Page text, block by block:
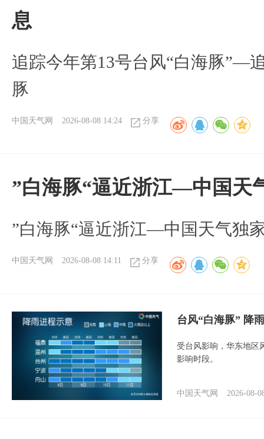
息
追踪今年第13号台风“白海豚”—
豚
中国天气网 2026-08-08 14:24 分享
”白海豚“逼近浙江—中国天
​”白海豚“逼近浙江—中国天气独
中国天气网 2026-08-08 14:11 分享
台风“白海豚” 降
受台风影响，华东地区
影响时段。
中国天气网 2026-08-